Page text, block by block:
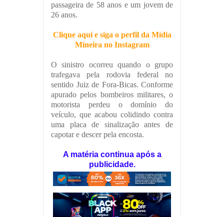
passageira de 58 anos e um jovem de
26 anos.
Clique aqui e siga o perfil da Mídia
Mineira no Instagram
O sinistro ocorreu quando o grupo
trafegava pela rodovia federal no
sentido Juiz de Fora-Bicas. Conforme
apurado pelos bombeiros militares, o
motorista perdeu o domínio do
veículo, que acabou colidindo contra
uma placa de sinalização antes de
capotar e descer pela encosta.
A matéria continua após a
publicidade.